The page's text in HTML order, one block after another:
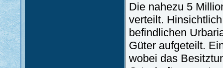
Die nahezu 5
verteilt.
befindlichen
Güter aufgeteilt.
wobei das